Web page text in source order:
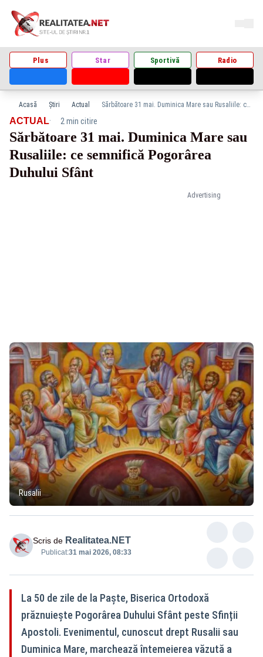
Plus Star Sportivă Radio
Acasă Știri Actual Sărbătoare 31 mai. Duminica Mare sau Rusaliile: ce semnifică Pogorârea Duhului Sfânt
Advertising
ACTUAL· 2 min citire
Sărbătoare 31 mai. Duminica Mare sau
Rusaliile: ce semnifică Pogorârea
Duhului Sfânt
Rusalii
Scris de Realitatea.NET
Publicat:31 mai 2026, 08:33
La 50 de zile de la Paște, Biserica Ortodoxă
prăznuiește Pogorârea Duhului Sfânt peste Sfinții
Apostoli. Evenimentul, cunoscut drept Rusalii sau
Duminica Mare, marchează întemeierea văzută a